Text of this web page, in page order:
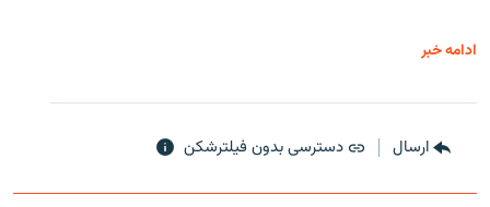
ادامه خبر
ارسال دسترسی بدون فیلترشکن